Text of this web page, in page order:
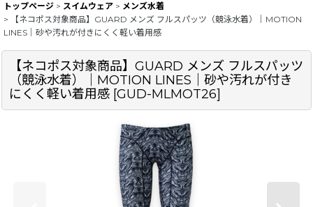
トップページ > スイムウェア > メンズ水着
>
【ネコポス対象商品】GUARD メンズ フルスパッツ（競泳水着）｜MOTION
LINES｜砂や汚れが付きにくく軽い着用感
【ネコポス対象商品】GUARD メンズ フルスパッツ
（競泳水着）｜MOTION LINES｜砂や汚れが付き
にくく軽い着用感 [GUD-MLMOT26]